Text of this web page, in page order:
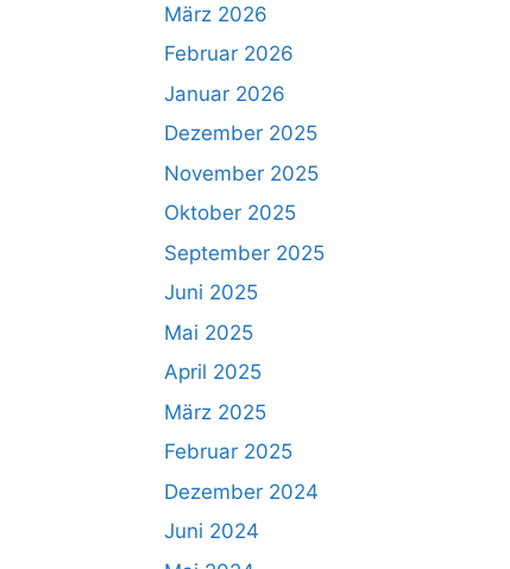
März 2026
Februar 2026
Januar 2026
Dezember 2025
November 2025
Oktober 2025
September 2025
Juni 2025
Mai 2025
April 2025
März 2025
Februar 2025
Dezember 2024
Juni 2024